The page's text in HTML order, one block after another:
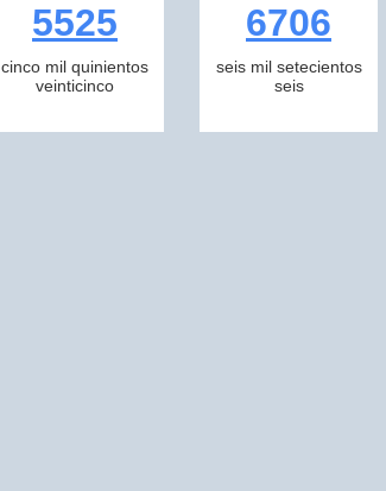
5525
cinco mil quinientos
veinticinco
6706
seis mil setecientos
seis